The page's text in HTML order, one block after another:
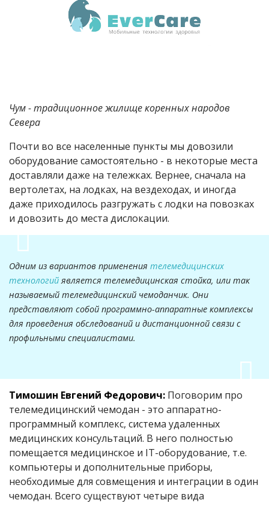
Чум - традиционное жилище коренных народов
Севера
Почти во все населенные пункты мы довозили
оборудование самостоятельно - в некоторые места
доставляли даже на тележках. Вернее, сначала на
вертолетах, на лодках, на вездеходах, и иногда
даже приходилось разгружать с лодки на повозках
и довозить до места дислокации.
Одним из вариантов применения телемедицинских
технологий является телемедицинская стойка, или так
называемый телемедицинский чемоданчик. Они
представляют собой программно-аппаратные комплексы
для проведения обследований и дистанционной связи с
профильными специалистами.
Тимошин Евгений Федорович: Поговорим про
телемедицинский чемодан - это аппаратно-
программный комплекс, система удаленных
медицинских консультаций. В него полностью
помещается медицинское и IT-оборудование, т.е.
компьютеры и дополнительные приборы,
необходимые для совмещения и интеграции в один
чемодан. Всего существуют четыре вида